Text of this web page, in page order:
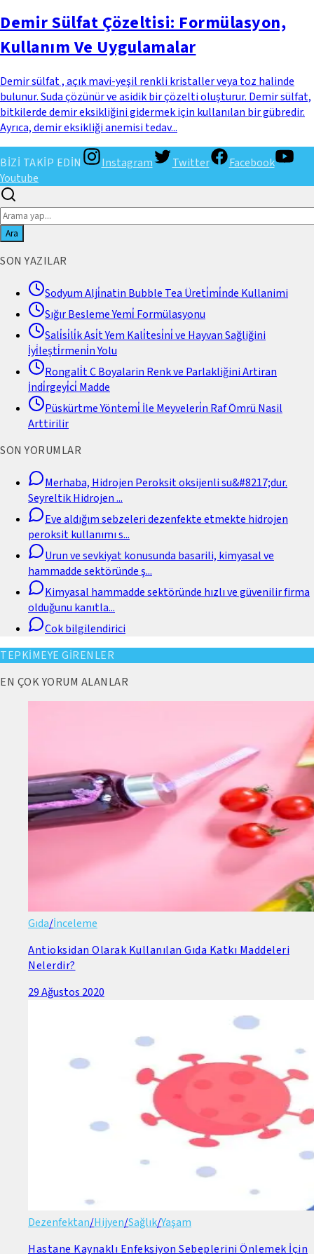
Demir Sülfat Çözeltisi: Formülasyon,
Kullanım Ve Uygulamalar
Demir sülfat , açık mavi-yeşil renkli kristaller veya toz halinde
bulunur. Suda çözünür ve asidik bir çözelti oluşturur. Demir sülfat,
bitkilerde demir eksikliğini gidermek için kullanılan bir gübredir.
Ayrıca, demir eksikliği anemisi tedav...
BİZİ TAKİP EDİN Instagram Twitter
Facebook
Youtube
Ara
SON YAZILAR
Sodyum Alji̇natin Bubble Tea Üreti̇mi̇nde Kullanimi
Sığır Besleme Yemi̇ Formülasyonu
Sali̇si̇li̇k Asi̇t Yem Kali̇tesi̇ni̇ ve Hayvan Sağliğini
İyi̇leşti̇rmeni̇n Yolu
Rongali̇t C Boyalarin Renk ve Parlakliğini Artiran
İndi̇rgeyi̇ci̇ Madde
Püskürtme Yöntemi̇ İle Meyveleri̇n Raf Ömrü Nasil
Arttirilir
SON YORUMLAR
Merhaba, Hidrojen Peroksit oksijenli su&#8217;dur.
Seyreltik Hidrojen...
Eve aldığım sebzeleri dezenfekte etmekte hidrojen
peroksit kullanımı s...
Urun ve sevkiyat konusunda basarili, kimyasal ve
hammadde sektöründe ş...
Kimyasal hammadde sektöründe hızlı ve güvenilir firma
olduğunu kanıtla...
Cok bilgilendirici
TEPKİMEYE GİRENLER
EN ÇOK YORUM ALANLAR
Gıda/İnceleme
Antioksidan Olarak Kullanılan Gıda Katkı Maddeleri
Nelerdir?
29 Ağustos 2020
Dezenfektan/Hijyen/Sağlık/Yaşam
Hastane Kaynaklı Enfeksiyon Sebeplerini Önlemek İçin